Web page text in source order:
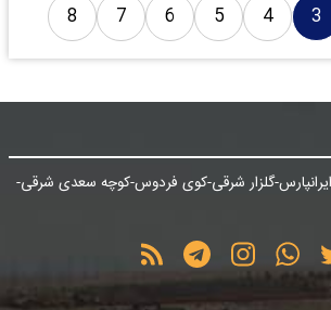
3
4
5
6
7
8
ایرانپارس-گلزار شرقی-کوی فردوس-کوچه سعدی شرقی-